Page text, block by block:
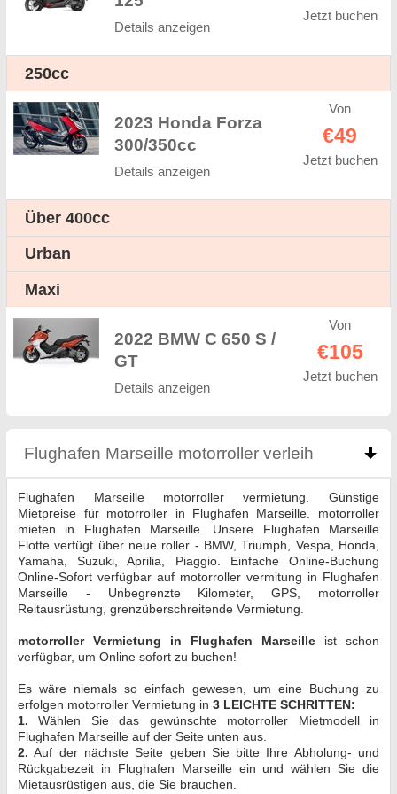
Details anzeigen
Jetzt buchen
250cc
2023 Honda Forza
300/350cc
Details anzeigen
Von
€49
Jetzt buchen
Über 400cc
Urban
Maxi
2022 BMW C 650 S /
GT
Details anzeigen
Von
€105
Jetzt buchen
Flughafen Marseille motorroller verleih click to
Flughafen Marseille motorroller vermietung. Günstige
Mietpreise für motorroller in Flughafen Marseille. motorroller
mieten in Flughafen Marseille. Unsere Flughafen Marseille
Flotte verfügt über neue roller - BMW, Triumph, Vespa, Honda,
Yamaha, Suzuki, Aprilia, Piaggio. Einfache Online-Buchung
Online-Sofort verfügbar auf motorroller vermitung in Flughafen
Marseille - Unbegrenzte Kilometer, GPS, motorroller
Reitausrüstung, grenzüberschreitende Vermietung.
motorroller Vermietung in Flughafen Marseille ist schon
verfügbar, um Online sofort zu buchen!
Es wäre niemals so einfach gewesen, um eine Buchung zu
erfolgen motorroller Vermietung in3 LEICHTE SCHRITTEN:
1. Wählen Sie das gewünschte motorroller Mietmodell in
Flughafen Marseille auf der Seite unten aus.
2. Auf der nächste Seite geben Sie bitte Ihre Abholung- und
Rückgabezeit in Flughafen Marseille ein und wählen Sie die
Mietausrüstigen aus, die Sie brauchen.